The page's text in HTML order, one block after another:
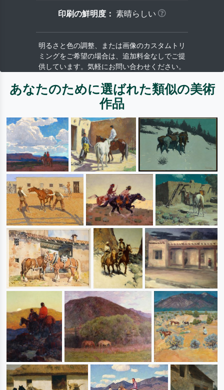
印刷の鮮明度： 素晴らしい
明るさと色の調整、または画像のカスタムトリ
ミングをご希望の場合は、追加料金なしでご提
供しています。気軽にお問い合わせください。
あなたのために選ばれた類似の美術
作品